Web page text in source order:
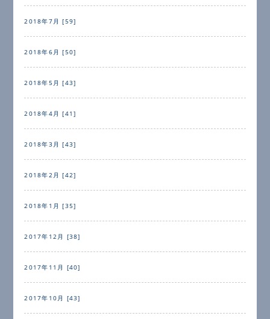
2018年7月 [59]
2018年6月 [50]
2018年5月 [43]
2018年4月 [41]
2018年3月 [43]
2018年2月 [42]
2018年1月 [35]
2017年12月 [38]
2017年11月 [40]
2017年10月 [43]